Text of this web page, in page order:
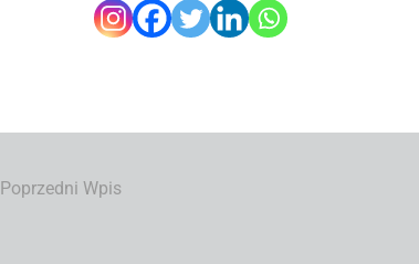
Poprzedni Wpis